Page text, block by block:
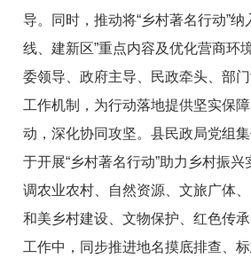
导。同时，推动将“乡村著名行动”纳
线、建新区”重点内容及优化营商环
委领导、政府主导、民政牵头、部
工作机制，为行动落地提供坚实保
动，深化协同攻坚。县民政局党组
于开展“乡村著名行动”助力乡村振
调农业农村、自然资源、文旅广体
和美乡村建设、文物保护、红色传
工作中，同步推进地名摸底排查、